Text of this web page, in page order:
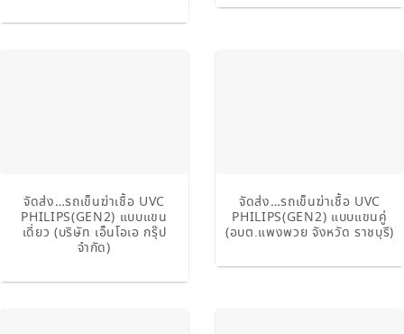
จัดส่ง…รถเข็นฆ่าเชื้อ UVC
PHILIPS(GEN2) แบบแขน
เดี่ยว (บริษัท เอ็นโอเอ กรุ๊ป
จำกัด)
จัดส่ง…รถเข็นฆ่าเชื้อ UVC
PHILIPS(GEN2) แบบแขนคู่
(อบต.แพงพวย จังหวัด ราชบุรี)